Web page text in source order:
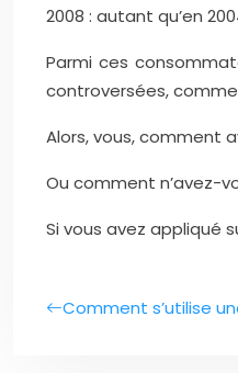
2008 : autant qu’en
Parmi ces
controversées,
Alors, vous, comment
Ou comment n’avez-
Si vous avez appliqué
Comment s’utilise